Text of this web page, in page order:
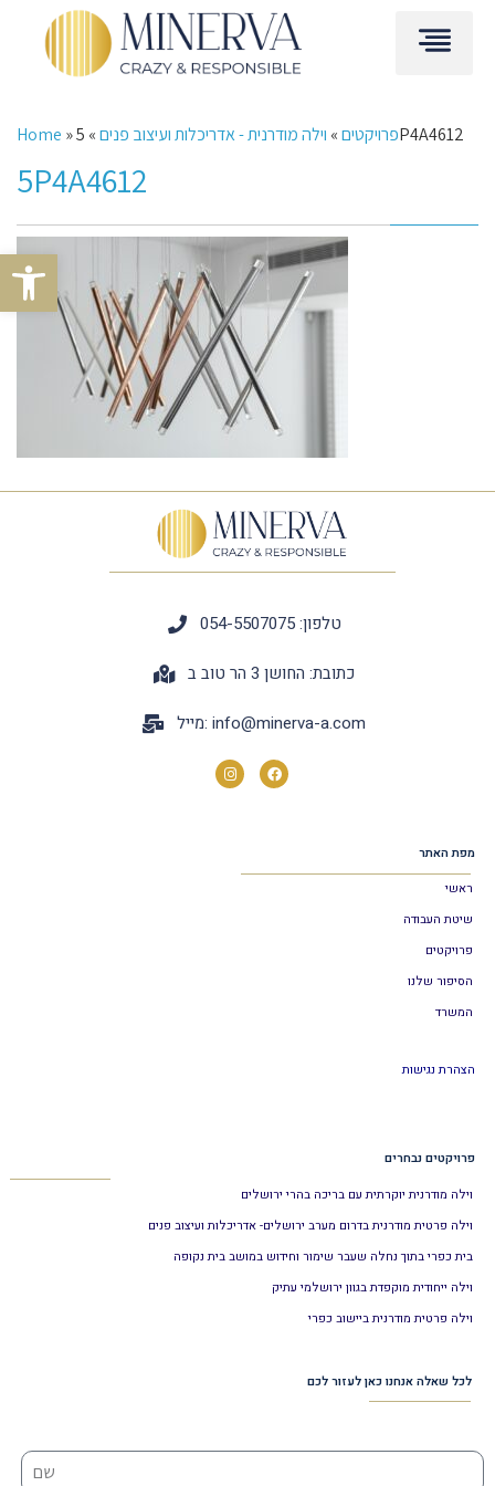
Open toolbar
Home » פרויקטים» וילה מודרנית - אדריכלות ועיצוב פנים» 5P4A4612
5P4A4612
טלפון: 054-5507075
כתובת: החושן 3 הר טוב ב
מייל: info@minerva-a.com
מפת האתר
ראשי
שיטת העבודה
פרויקטים
הסיפור שלנו
המשרד
הצהרת נגישות
פרויקטים נבחרים
וילה מודרנית יוקרתית עם בריכה בהרי ירושלים
וילה פרטית מודרנית בדרום מערב ירושלים- אדריכלות ועיצוב פנים
בית כפרי בתוך נחלה שעבר שימור וחידוש במושב בית נקופה
וילה ייחודית מוקפדת בגוון ירושלמי עתיק
וילה פרטית מודרנית ביישוב כפרי
לכל שאלה אנחנו כאן לעזור לכם